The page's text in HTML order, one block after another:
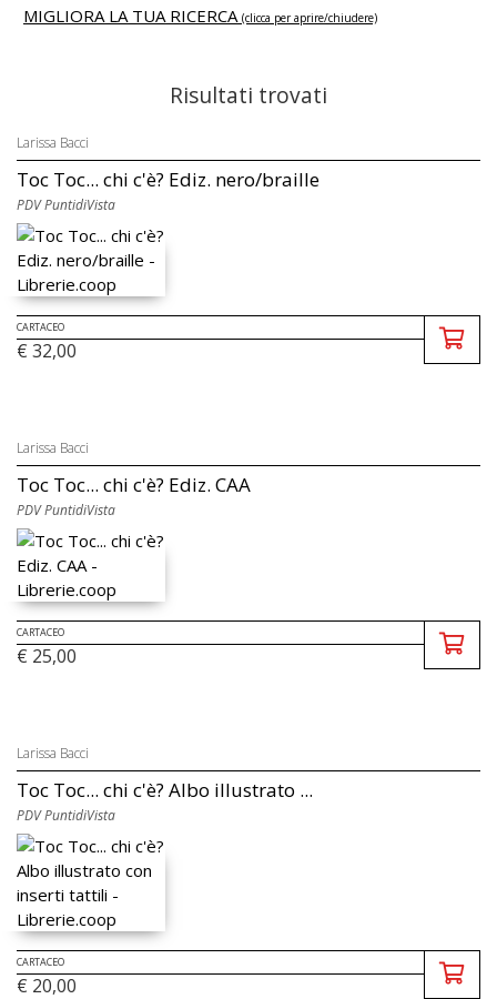
MIGLIORA LA TUA RICERCA (clicca per aprire/chiudere)
Risultati trovati
Larissa Bacci
Toc Toc... chi c'è? Ediz. nero/braille
PDV PuntidiVista
CARTACEO
€ 32,00
Larissa Bacci
Toc Toc... chi c'è? Ediz. CAA
PDV PuntidiVista
CARTACEO
€ 25,00
Larissa Bacci
Toc Toc... chi c'è? Albo illustrato ...
PDV PuntidiVista
CARTACEO
€ 20,00